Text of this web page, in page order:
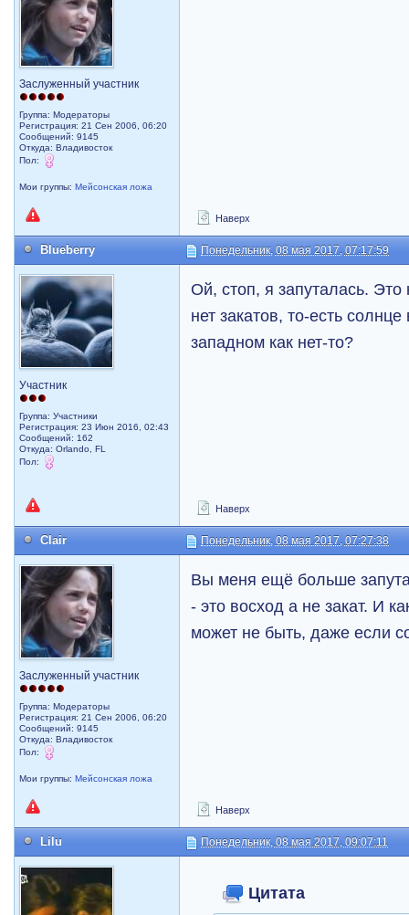
Заслуженный участник
Группа: Модераторы
Регистрация: 21 Сен 2006, 06:20
Сообщений: 9145
Откуда: Владивосток
Пол:
Мои группы:Мейсонская ложа
Наверх
Blueberry Понедельник, 08 мая 2017, 07:17:59
Участник
Группа: Участники
Регистрация: 23 Июн 2016, 02:43
Сообщений: 162
Откуда: Orlando, FL
Пол:
Ой, стоп, я запуталась.
нет закатов, то-есть
западном как нет-то?
Наверх
Clair Понедельник, 08 мая 2017, 07:27:38
Заслуженный участник
Группа: Модераторы
Регистрация: 21 Сен 2006, 06:20
Сообщений: 9145
Откуда: Владивосток
Пол:
Мои группы:Мейсонская ложа
Вы меня ещё больше
- это восход а не закат. И
может не быть, даже если
Наверх
Lilu Понедельник, 08 мая 2017, 09:07:11
Цитата